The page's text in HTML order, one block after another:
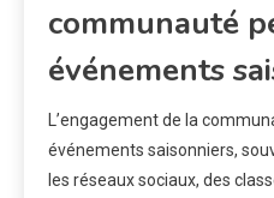
communauté
événements
L’engagement de la
événements saisonniers,
les réseaux sociaux, des